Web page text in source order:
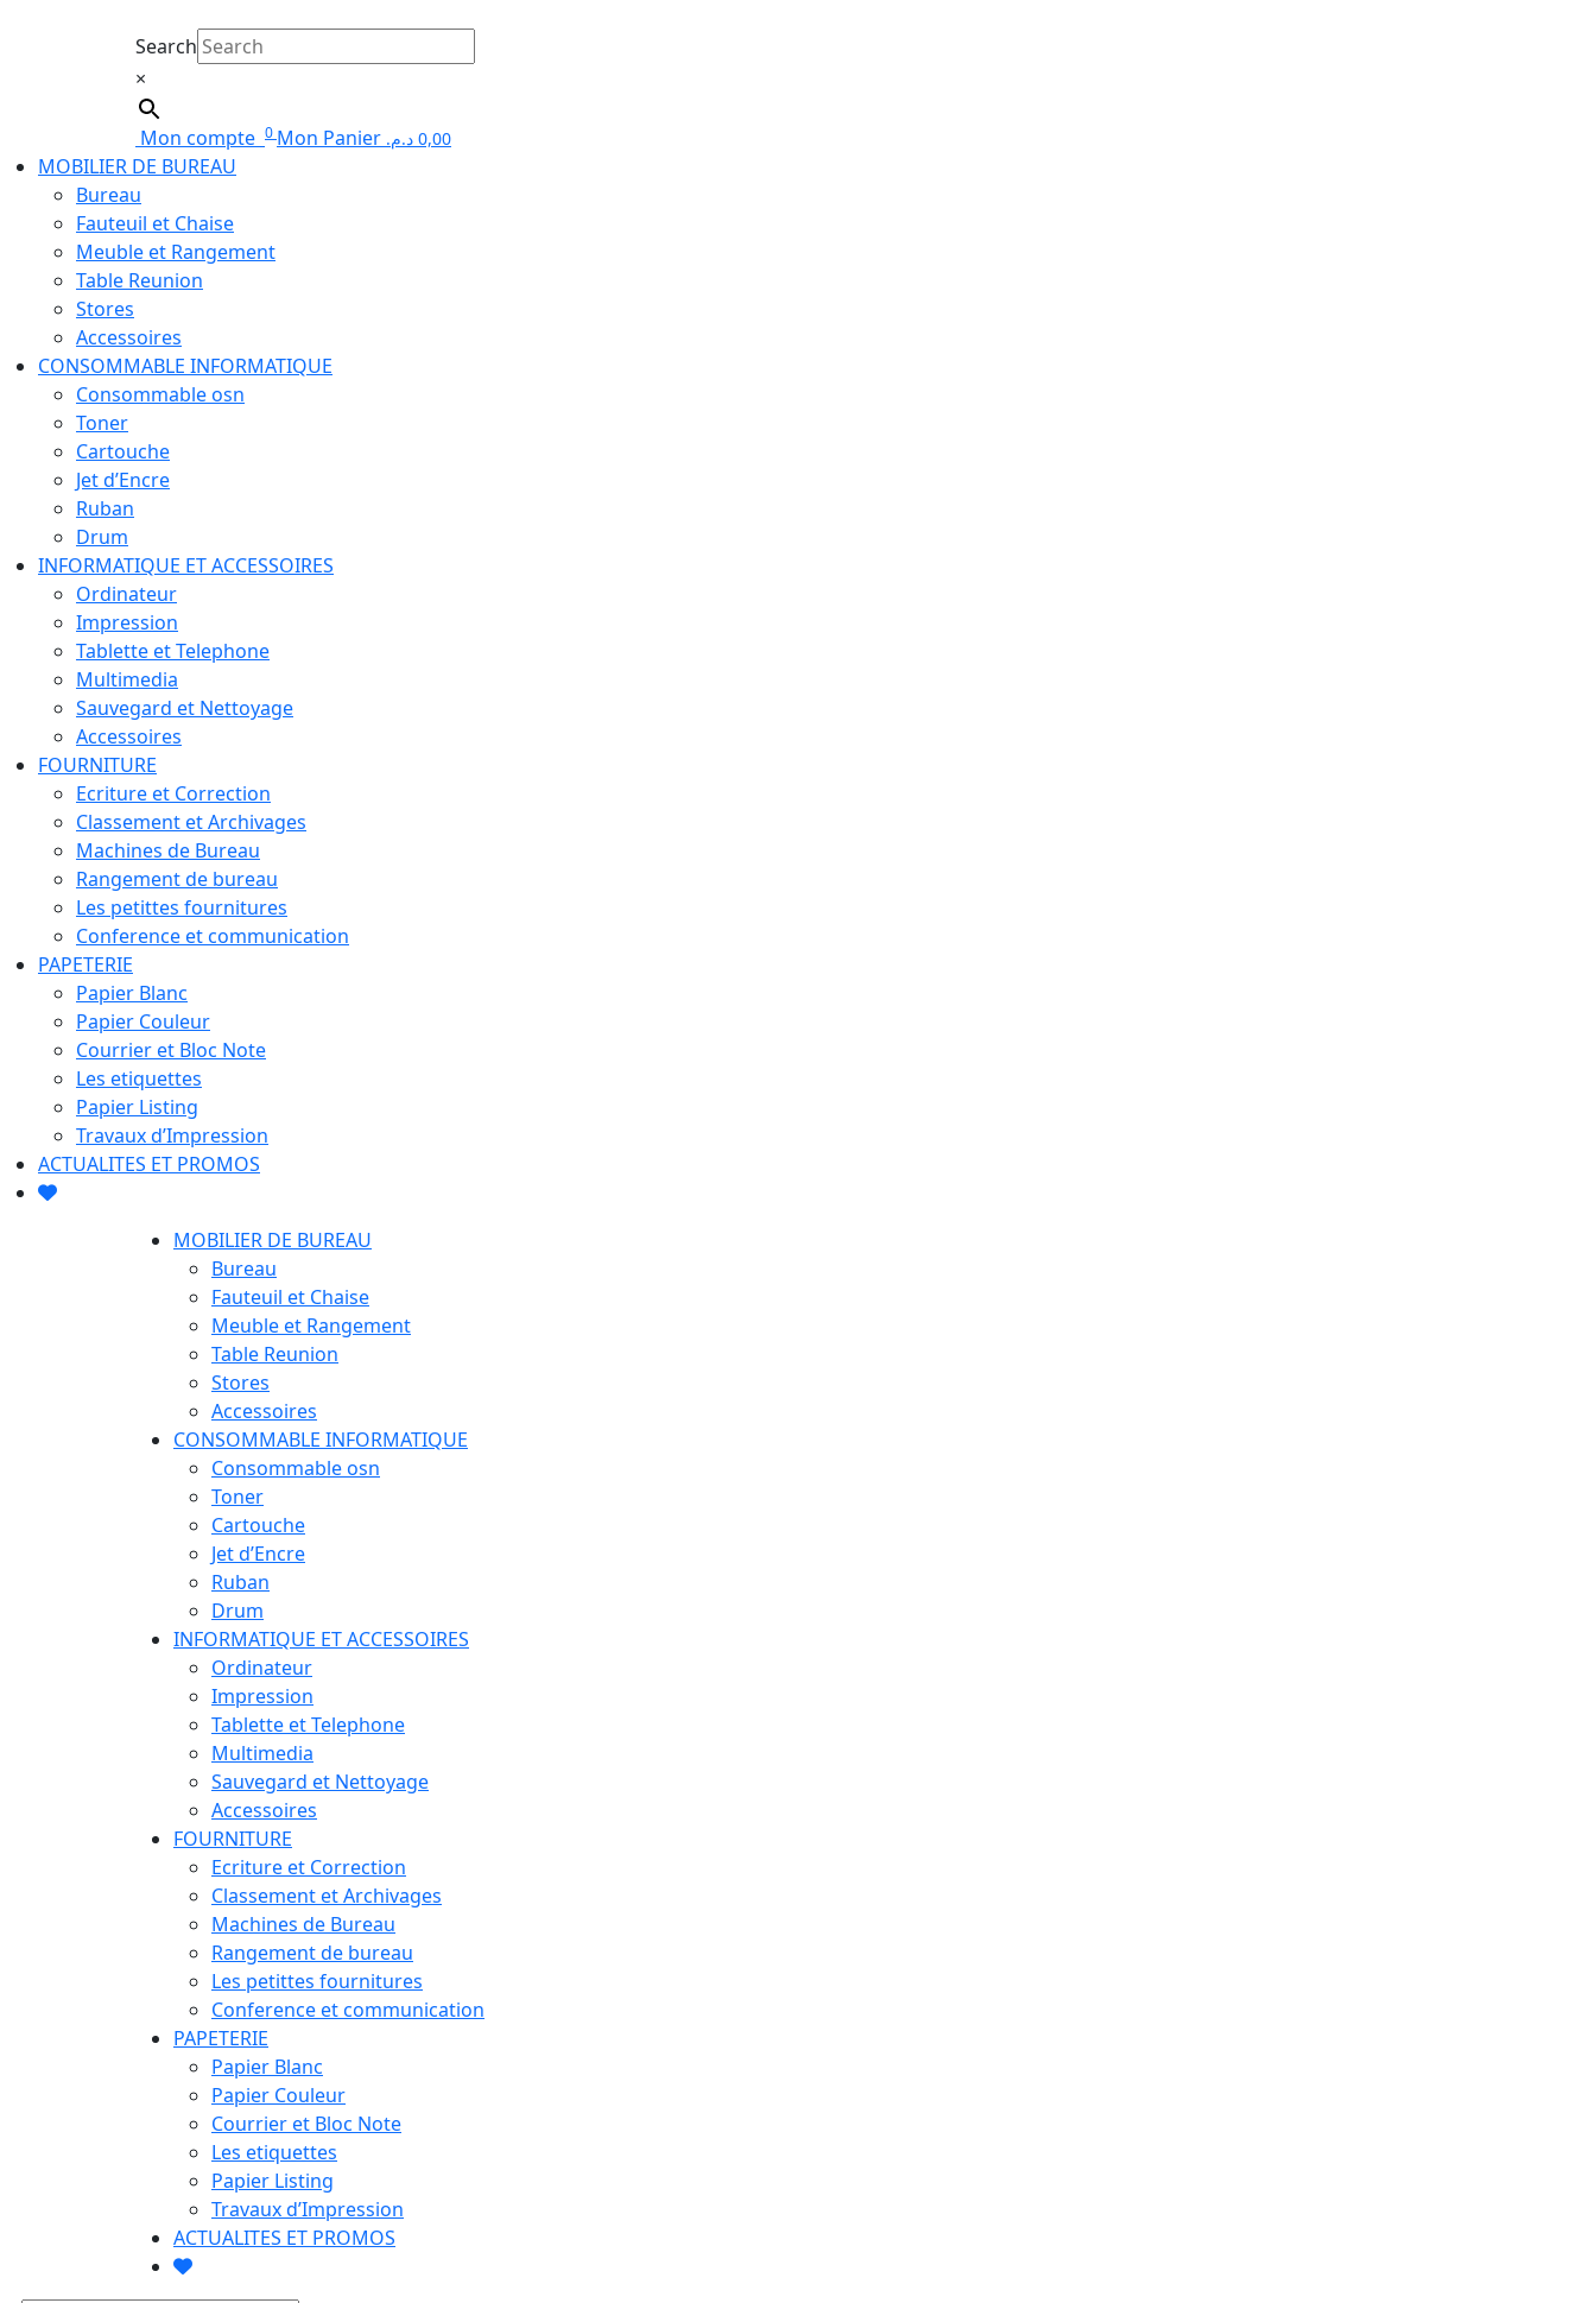
Search
×
Mon compte 0 Mon Panier 0,00 د.م.
MOBILIER DE BUREAU
Bureau
Fauteuil et Chaise
Meuble et Rangement
Table Reunion
Stores
Accessoires
CONSOMMABLE INFORMATIQUE
Consommable osn
Toner
Cartouche
Jet d’Encre
Ruban
Drum
INFORMATIQUE ET ACCESSOIRES
Ordinateur
Impression
Tablette et Telephone
Multimedia
Sauvegard et Nettoyage
Accessoires
FOURNITURE
Ecriture et Correction
Classement et Archivages
Machines de Bureau
Rangement de bureau
Les petittes fournitures
Conference et communication
PAPETERIE
Papier Blanc
Papier Couleur
Courrier et Bloc Note
Les etiquettes
Papier Listing
Travaux d’Impression
ACTUALITES ET PROMOS
MOBILIER DE BUREAU
Bureau
Fauteuil et Chaise
Meuble et Rangement
Table Reunion
Stores
Accessoires
CONSOMMABLE INFORMATIQUE
Consommable osn
Toner
Cartouche
Jet d’Encre
Ruban
Drum
INFORMATIQUE ET ACCESSOIRES
Ordinateur
Impression
Tablette et Telephone
Multimedia
Sauvegard et Nettoyage
Accessoires
FOURNITURE
Ecriture et Correction
Classement et Archivages
Machines de Bureau
Rangement de bureau
Les petittes fournitures
Conference et communication
PAPETERIE
Papier Blanc
Papier Couleur
Courrier et Bloc Note
Les etiquettes
Papier Listing
Travaux d’Impression
ACTUALITES ET PROMOS